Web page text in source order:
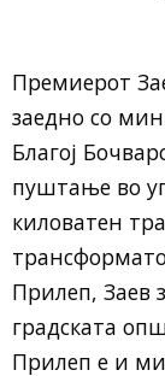
Премиерот
заедно со
Благој
пуштање во
киловатен
Прилеп, Заев
градската
Прилеп е и